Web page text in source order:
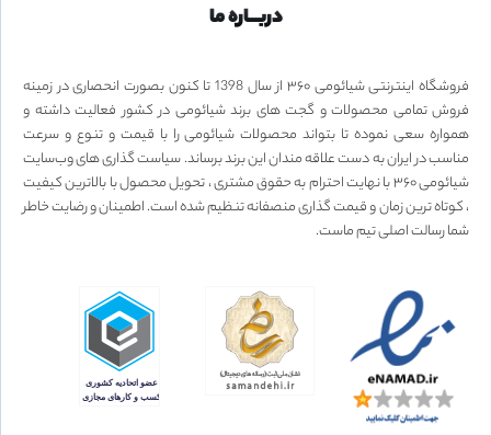
دربـــاره ما
فروشگاه اینترنتی شیائومی ۳۶۰ از سال 1398 تا کنون بصورت انحصاری در زمینه
فروش تمامی محصولات و گجت های برند شیائومی در کشور فعالیت داشته و
همواره سعی نموده تا بتواند محصولات شیائومی را با قیمت و تنوع و سرعت
مناسب در ایران به دست علاقه مندان این برند برساند. سیاست گذاری های وب‌سایت
شیائومی ۳۶۰ با نهایت احترام به حقوق مشتری ، تحویل محصول با بالاترین کیفیت
، کوتاه ترین زمان و قیمت گذاری منصفانه تنظیم شده است. اطمینان و رضایت خاطر
شما رسالت اصلی تیم ماست.